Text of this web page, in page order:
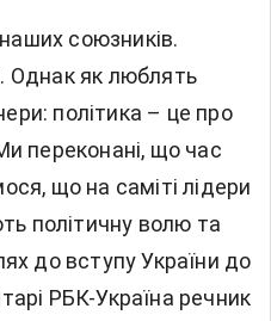
союзників.
Однак як люблять
політика – це про
переконані, що час
що на саміті лідери
політичну волю та
до вступу України до
РБК-Україна речник